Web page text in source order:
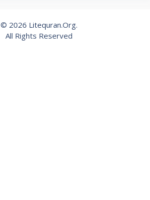
© 2026 Litequran.Org.
All Rights Reserved